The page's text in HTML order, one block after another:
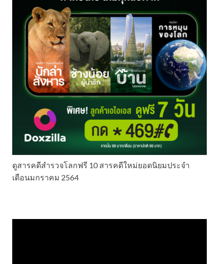
ดูสารคดีสำรวจโลกฟรี 10 สารคดีใหม่ยอดนิยมประจำ
เดือนมกราคม 2564